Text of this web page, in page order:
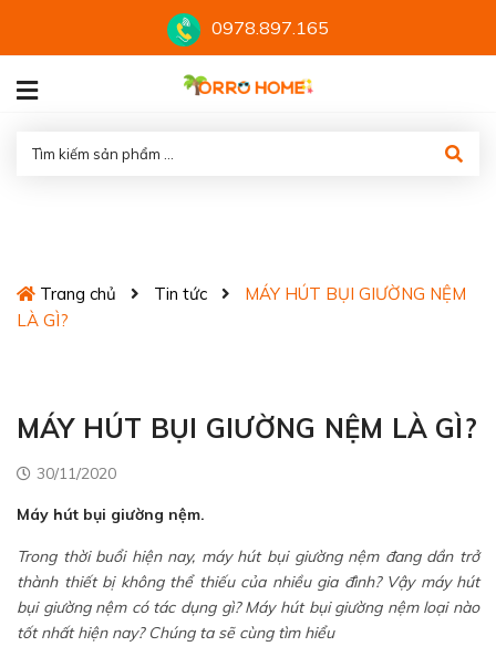
0978.897.165
Trang chủ Tin tức
MÁY HÚT BỤI GIƯỜNG NỆM
LÀ GÌ?
MÁY HÚT BỤI GIƯỜNG NỆM LÀ GÌ?
30/11/2020
Máy hút bụi giường nệm.
Trong thời buổi hiện nay, máy hút bụi giường nệm đang dần trở
thành thiết bị không thể thiếu của nhiều gia đình? Vậy máy hút
bụi giường nệm có tác dụng gì? Máy hút bụi giường nệm loại nào
tốt nhất hiện nay? Chúng ta sẽ cùng tìm hiểu